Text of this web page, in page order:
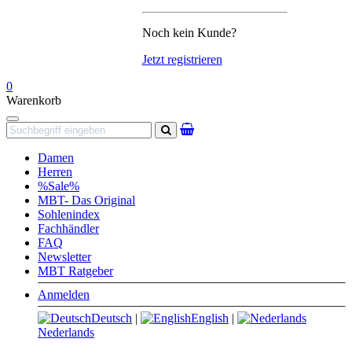
Noch kein Kunde?
Jetzt registrieren
0
Warenkorb
Navigation
Suchen
Damen
Herren
%Sale%
MBT- Das Original
Sohlenindex
Fachhändler
FAQ
Newsletter
MBT Ratgeber
Anmelden
Deutsch | English |
Nederlands